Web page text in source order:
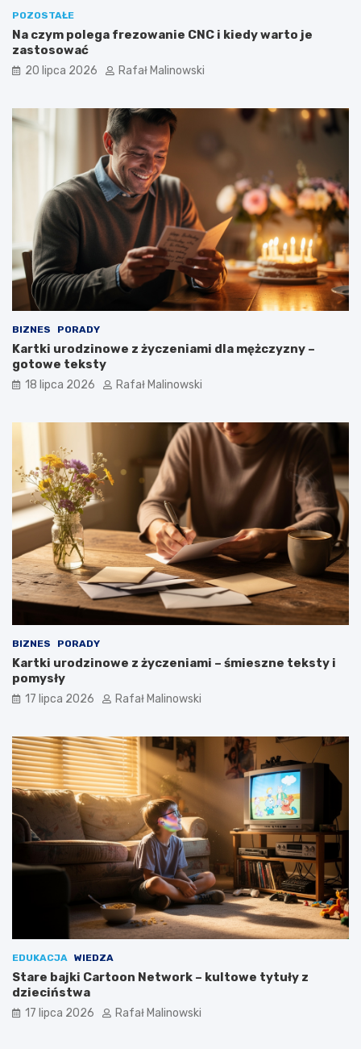
POZOSTAŁE
Na czym polega frezowanie CNC i kiedy warto je
zastosować
20 lipca 2026 Rafał Malinowski
BIZNES PORADY
Kartki urodzinowe z życzeniami dla mężczyzny –
gotowe teksty
18 lipca 2026 Rafał Malinowski
BIZNES PORADY
Kartki urodzinowe z życzeniami – śmieszne teksty i
pomysły
17 lipca 2026 Rafał Malinowski
EDUKACJA WIEDZA
Stare bajki Cartoon Network – kultowe tytuły z
dzieciństwa
17 lipca 2026 Rafał Malinowski